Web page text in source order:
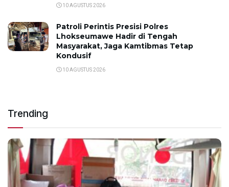
10 AGUSTUS 2026
Patroli Perintis Presisi Polres
Lhokseumawe Hadir di Tengah
Masyarakat, Jaga Kamtibmas Tetap
Kondusif
10 AGUSTUS 2026
Trending